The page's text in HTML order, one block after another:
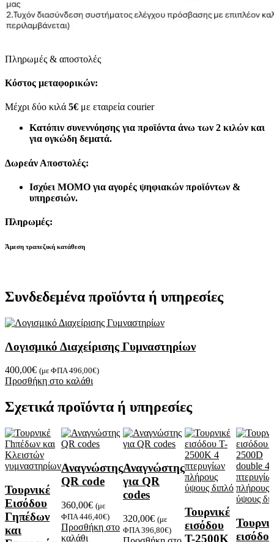
Πληρωμές & αποστολές
Κόστος μεταφορικών:
Μέχρι δύο κιλά 5€ με εταιρεία courier
Κατόπιν συνεννόησης για προϊόντα άνω των 2 κιλών και
για ογκώδη δεματά.
Δωρεάν Αποστολές:
Ισχύει MOMO για αγορές ψηφιακών προϊόντων &
υπηρεσιών.
Πληρωμές:
Άμεση τραπεζική κατάθεση
Συνδεδεμένα προϊόντα ή υπηρεσίες
Λογισμικό Διαχείρισης Γυμναστηρίων
400,00€ (με ΦΠΑ496,00€)
Προσθήκη στο καλάθι
Σχετικά προϊόντα ή υπηρεσίες
Τουρνικέ
Εισόδου
Γηπέδων
και
Αναγνώστης
QR code
360,00€ (με
ΦΠΑ 446,40€)
Προσθήκη στο
καλάθι
Αναγνώστης
για QR
codes
320,00€ (με
ΦΠΑ 396,80€)
Τουρνικέ
εισόδου
T-2500K